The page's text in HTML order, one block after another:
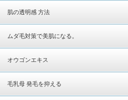
肌の透明感 方法
ムダ毛対策で美肌になる。
オウゴンエキス
毛乳母 発毛を抑える